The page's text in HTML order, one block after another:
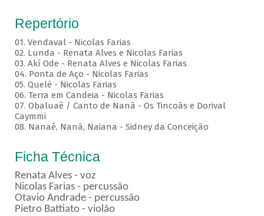
Repertório
01. Vendaval - Nicolas Farias
02. Lunda - Renata Alves e Nicolas Farias
03. Akí Ode - Renata Alves e Nicolas Farias
04. Ponta de Aço - Nicolas Farias
05. Quelé - Nicolas Farias
06. Terra em Candeia - Nicolas Farias
07. Obaluaê / Canto de Nanã - Os Tincoãs e Dorival
Caymmi
08. Nanaê, Nanã, Naiana - Sidney da Conceição
Ficha Técnica
Renata Alves - voz
Nicolas Farias - percussão
Otavio Andrade - percussão
Pietro Battiato - violão